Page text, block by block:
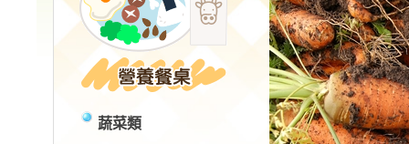
蔬菜類